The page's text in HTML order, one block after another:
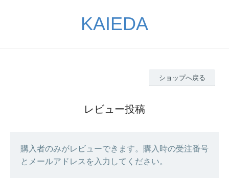
KAIEDA
ショップへ戻る
レビュー投稿
購入者のみがレビューできます。購入時の受注番号
とメールアドレスを入力してください。